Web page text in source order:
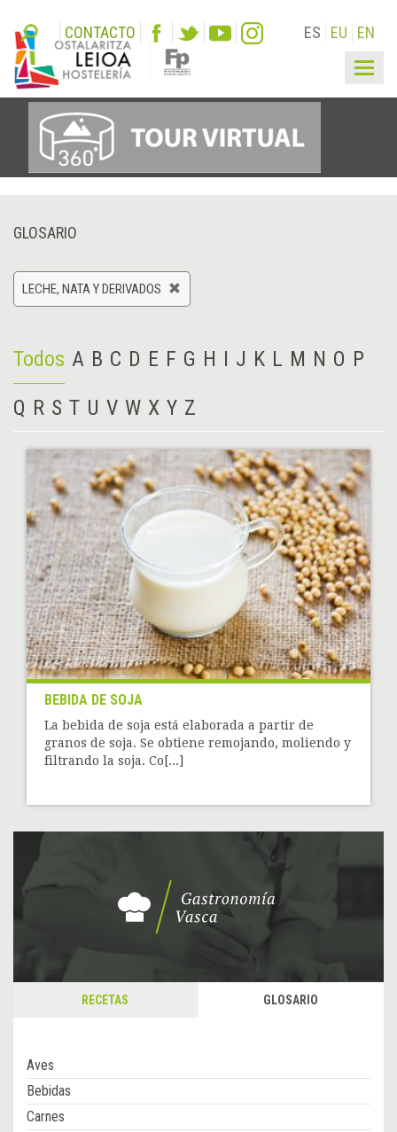
CONTACTO ES EU EN
GLOSARIO
LECHE, NATA Y DERIVADOS
Todos A B C D E F G H I J K L M N O P
Q R S T U V W X Y Z
BEBIDA DE SOJA
La bebida de soja está elaborada a partir de
granos de soja. Se obtiene remojando, moliendo y
filtrando la soja. Co[...]
RECETAS GLOSARIO
Aves
Bebidas
Carnes